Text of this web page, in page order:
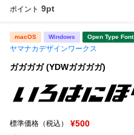
ポイント 9pt
macOS Windows Open Type Font
ヤマナカデザインワークス
ガガガガ (YDWガガガガ)
標準価格（税込） ¥500